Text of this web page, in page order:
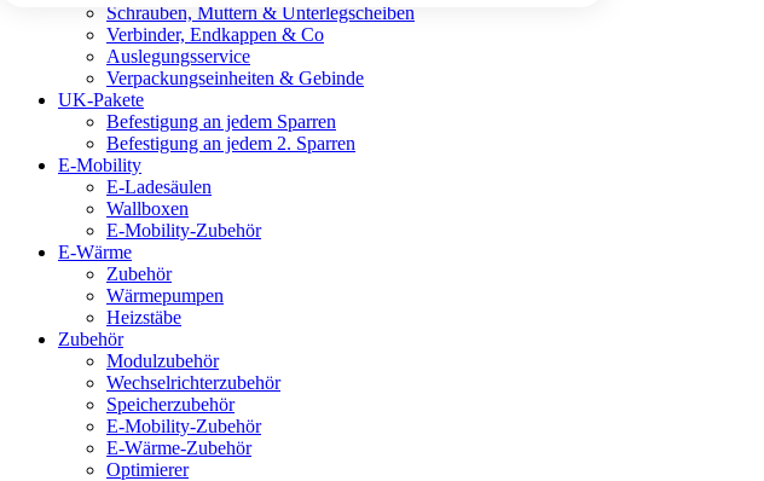
Schrauben, Muttern & Unterlegscheiben
Verbinder, Endkappen & Co
Auslegungsservice
Verpackungseinheiten & Gebinde
UK-Pakete
Befestigung an jedem Sparren
Befestigung an jedem 2. Sparren
E-Mobility
E-Ladesäulen
Wallboxen
E-Mobility-Zubehör
E-Wärme
Zubehör
Wärmepumpen
Heizstäbe
Zubehör
Modulzubehör
Wechselrichterzubehör
Speicherzubehör
E-Mobility-Zubehör
E-Wärme-Zubehör
Optimierer